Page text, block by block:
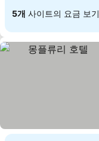
5개 사이트의 요금 보기